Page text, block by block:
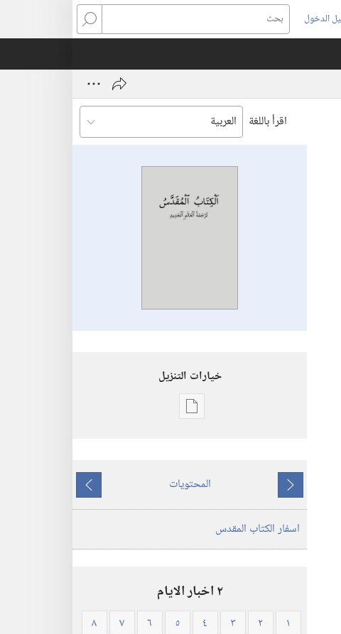
الدخول(يفتح
نافذة
بحث
اقرأ باللغة
خيارات التنزيل
خيارات
المقدس
—
العالم
(ورقي
الغلاف)
ما
يسبق
المحتويات
ما
يلي
اسفار الكتاب المقدس
٢ اخبار الايام
١ ٢ ٣ ٤ ٥ ٦ ٧
٨